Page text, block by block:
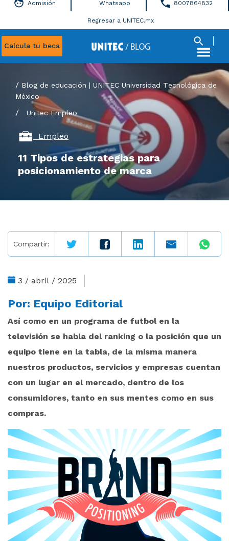
Calcula tu beca
Admisión Whatsapp 8007864832
Regresar a UNITEC.mx
Blog de educación | UNITEC Universidad Tecnológica de
México
/ Unitec Empleo
Empleo
11 Tipos de estrategias para
posicionamiento de marca
Compartir:
3 / abril / 2025
Por: Equipo Editorial
Así como en un programa de futbol en la
televisión se habla del ranking o la posición que un
equipo tiene en la tabla, de la misma manera
nuestros productos, servicios y empresas cuentan
con un lugar en el mercado, dentro de los
consumidores, tanto en sus mentes como en sus
compras.